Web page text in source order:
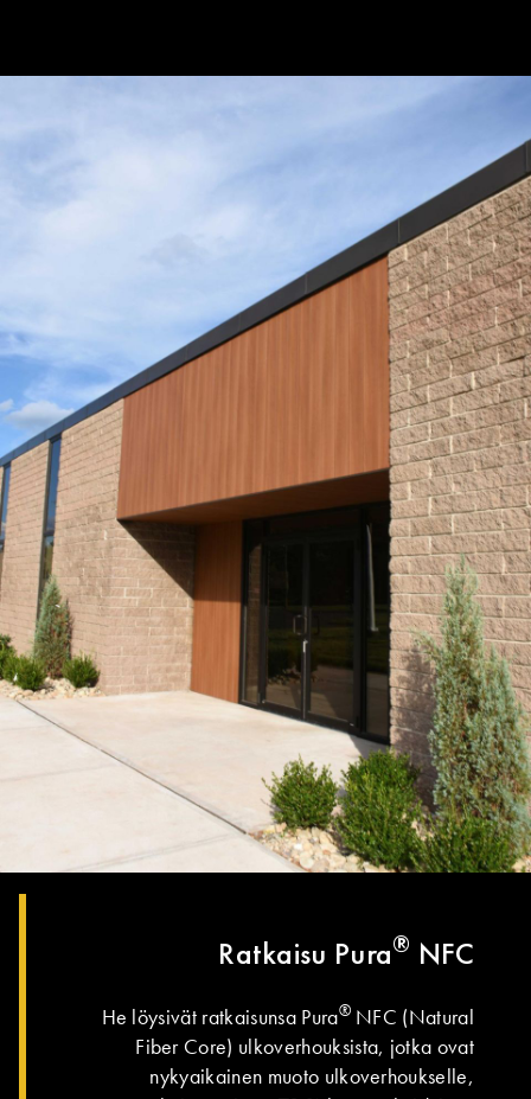
Ratkaisu Pura® NFC
He löysivät ratkaisunsa Pura®NFC (Natural
Fiber Core) ulkoverhouksista, jotka ovat
nykyaikainen muoto ulkoverhoukselle,